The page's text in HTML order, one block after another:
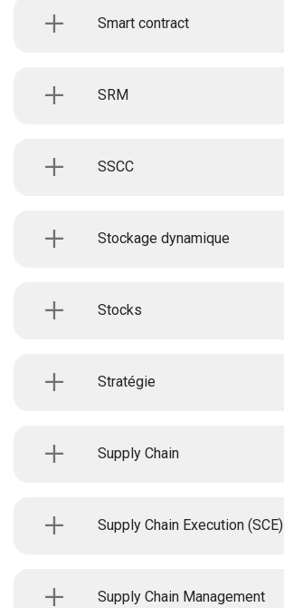
Smart contract
SRM
SSCC
Stockage dynamique
Stocks
Stratégie
Supply Chain
Supply Chain Execution (SCE)
Supply Chain Management